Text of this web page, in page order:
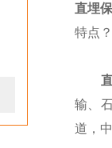
直埋
特点？
输、
道，